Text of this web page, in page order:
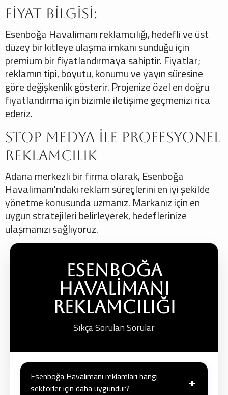
Fiyat Bilgisi:
Esenboğa Havalimanı reklamcılığı, hedefli ve üst
düzey bir kitleye ulaşma imkanı sunduğu için
premium bir fiyatlandırmaya sahiptir. Fiyatlar;
reklamın tipi, boyutu, konumu ve yayın süresine
göre değişkenlik gösterir. Projenize özel en doğru
fiyatlandırma için bizimle iletişime geçmenizi rica
ederiz.
Stop Medya ile Profesyonel
Reklamcılık
Adana merkezli bir firma olarak, Esenboğa
Havalimanı'ndaki reklam süreçlerini en iyi şekilde
yönetme konusunda uzmanız. Markanız için en
uygun stratejileri belirleyerek, hedeflerinize
ulaşmanızı sağlıyoruz.
Esenboğa
Havalimanı
Reklamcılığı
Sıkça Sorulan Sorular
Esenboğa Havalimanı reklamları hangi
sektörler için daha uygundur?
+